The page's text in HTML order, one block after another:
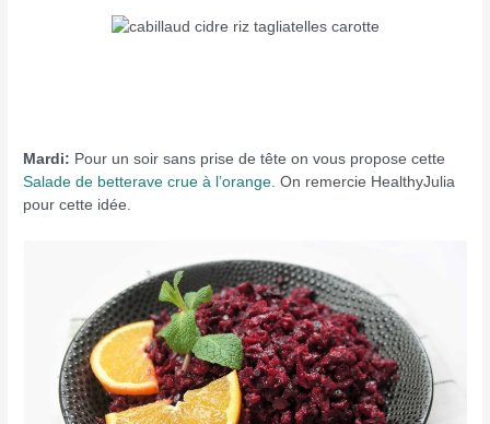
Mardi: Pour un soir sans prise de tête on vous propose cette
Salade de betterave crue à l’orange. On remercie HealthyJulia
pour cette idée.